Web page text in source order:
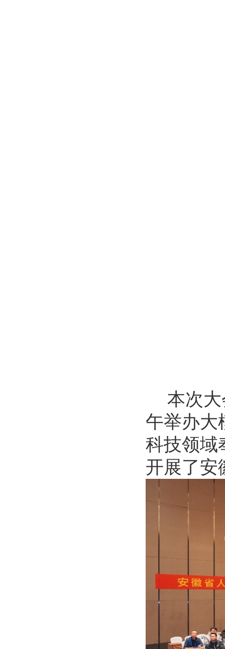
本次
午举办大
科技领域
开展了安